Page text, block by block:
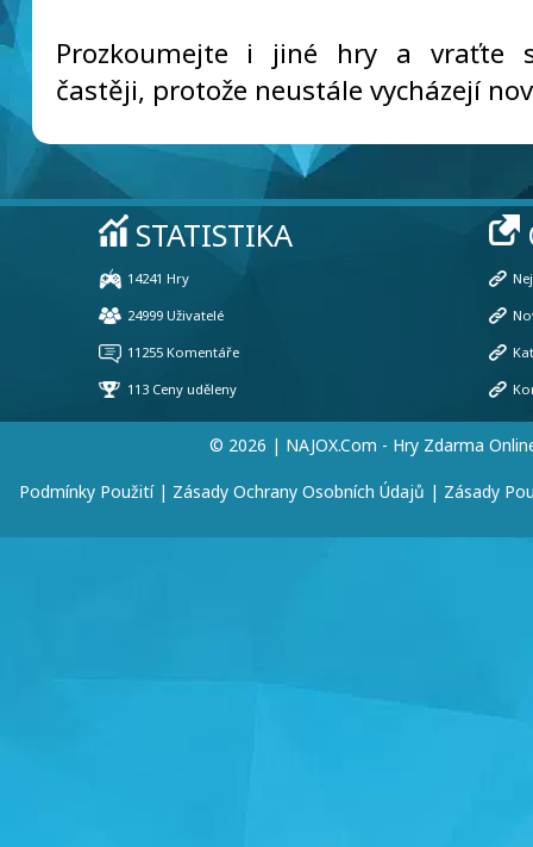
Prozkoumejte i jiné hry a vraťte
častěji, protože neustále vycházejí
© 2026 | NAJOX.com - Hry Zdarma
Podmínky Použití| Zásady Ochrany Osobních Údajů | Zásady